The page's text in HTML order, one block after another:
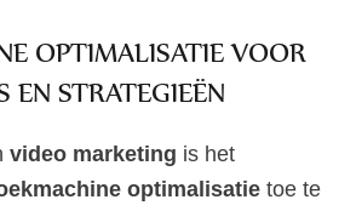
OPTIMALISATIE VOOR
EN STRATEGIEËN
video marketing is het
optimalisatie toe te